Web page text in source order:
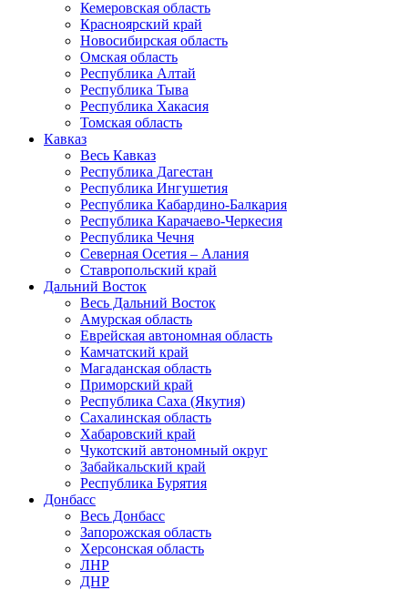
Кемеровская область
Красноярский край
Новосибирская область
Омская область
Республика Алтай
Республика Тыва
Республика Хакасия
Томская область
Кавказ
Весь Кавказ
Республика Дагестан
Республика Ингушетия
Республика Кабардино-Балкария
Республика Карачаево-Черкесия
Республика Чечня
Северная Осетия – Алания
Ставропольский край
Дальний Восток
Весь Дальний Восток
Амурская область
Еврейская автономная область
Камчатский край
Магаданская область
Приморский край
Республика Саха (Якутия)
Сахалинская область
Хабаровский край
Чукотский автономный округ
Забайкальский край
Республика Бурятия
Донбасс
Весь Донбасс
Запорожская область
Херсонская область
ЛНР
ДНР